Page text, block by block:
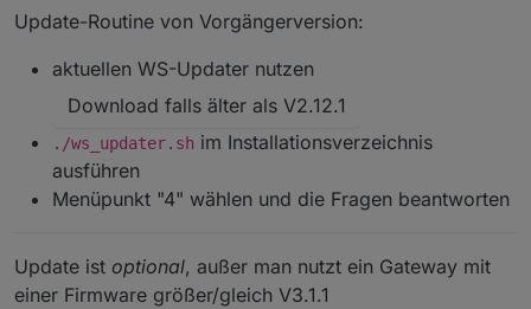
Update-Routine von Vorgängerversion:
aktuellen WS-Updater nutzen
Download falls älter als V2.12.1
./ws_updater.sh im Installationsverzeichnis
ausführen
Menüpunkt "4" wählen und die Fragen beantworten
Update ist optional, außer man nutzt ein Gateway mit
einer Firmware größer/gleich V3.1.1